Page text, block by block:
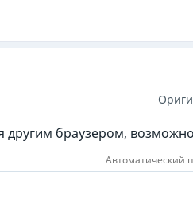
другим браузером,
Автоматический